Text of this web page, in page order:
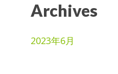
Archives
2023年6月